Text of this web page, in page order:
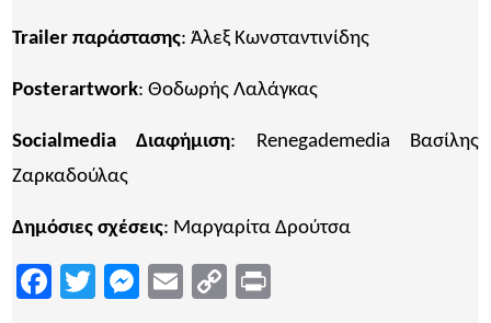
Trailer παράστασης: Άλεξ Κωνσταντινίδης
Posterartwork: Θοδωρής Λαλάγκας
Socialmedia Διαφήμιση: Renegademedia Βασίλης
Ζαρκαδούλας
Δημόσιες σχέσεις: Μαργαρίτα Δρούτσα
Facebook
TwitterMessenger
EmailCopy